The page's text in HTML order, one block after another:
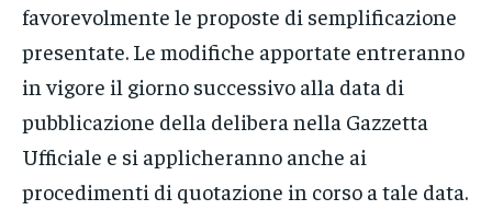
favorevolmente le proposte di semplificazione
presentate. Le modifiche apportate entreranno
in vigore il giorno successivo alla data di
pubblicazione della delibera nella Gazzetta
Ufficiale e si applicheranno anche ai
procedimenti di quotazione in corso a tale data.